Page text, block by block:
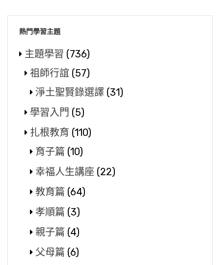
熱門學習主題
主題學習 (736)
祖師行誼 (57)
淨土聖賢錄選譯 (31)
學習入門 (5)
扎根教育 (110)
育子篇 (10)
幸福人生講座 (22)
教育篇 (64)
孝順篇 (3)
親子篇 (4)
父母篇 (6)